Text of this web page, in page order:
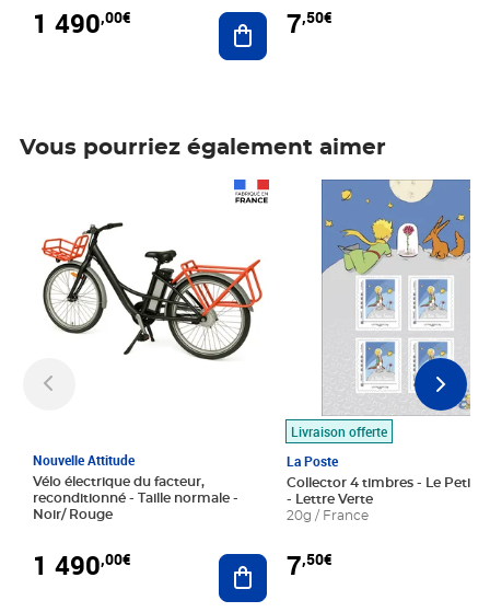
1 490,00€ Ajouter au panier
7,50€
Vous pourriez également aimer
Nouvelle Attitude
Vélo électrique du facteur,
reconditionné - Taille normale -
Noir/ Rouge
1 490,00€ Ajouter au panier
Livraison offerte
La Poste
Collector 4 timbres - Le Petit
- Lettre Verte
20g / France
7,50€
Prix 7,50€